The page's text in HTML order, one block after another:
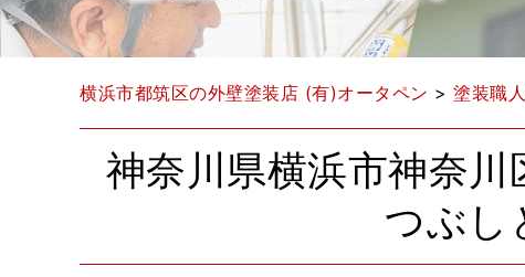
横浜市都筑区の外壁塗装店 (有)オータペン > 塗装職
神奈川県横浜市神奈
つぶし